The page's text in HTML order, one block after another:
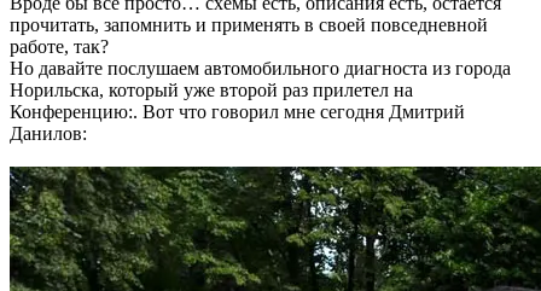
прочитать, запомнить и применять в своей повседневной
работе, так?
Но давайте послушаем автомобильного диагноста из города
Норильска, который уже второй раз прилетел на
Конференцию:. Вот что говорил мне сегодня Дмитрий
Данилов: